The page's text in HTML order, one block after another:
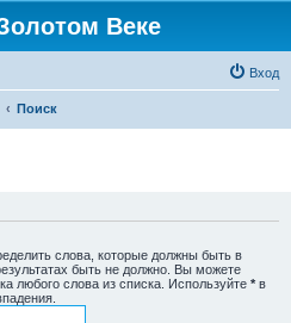
Веке
Вход
Поиск
слова, которые должны быть в
быть не должно. Вы можете
любого слова из списка. Используйте * в